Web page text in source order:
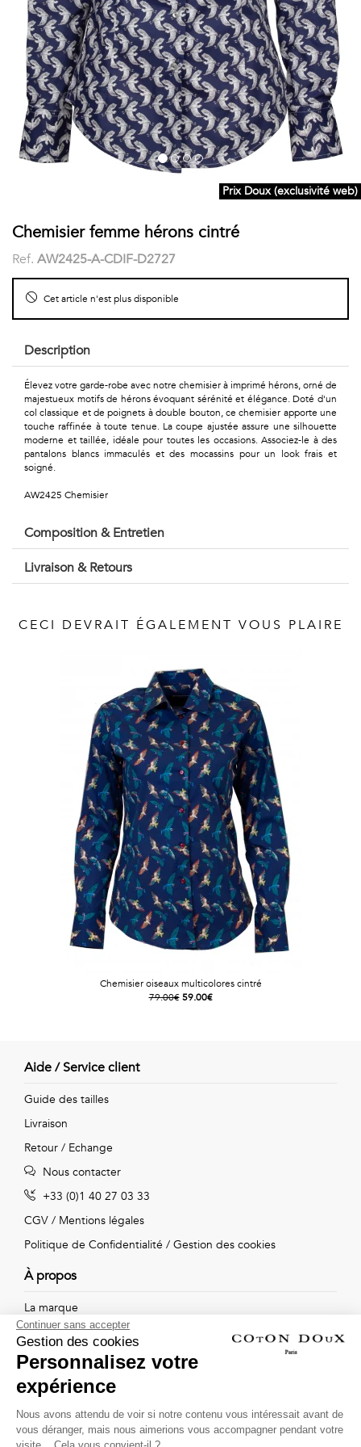
Col
Stand-
up
Voir
tout
IMPRIMÉES
Faune
Géométriques
Talents
Métiers
Petits
motifs
courtes
POLOS
FEMME
Imprimés
Chaussettes
Boxers
Accessoires
Prix Doux (exclusivité web)
Chemisier femme hérons cintré
Ref. AW2425-A-CDIF-D2727
Cet article n'est plus disponible
Description
Élevez votre garde-robe avec notre chemisier à imprimé hérons, orné de
majestueux motifs de hérons évoquant sérénité et élégance. Doté d'un
col classique et de poignets à double bouton, ce chemisier apporte une
touche raffinée à toute tenue. La coupe ajustée assure une silhouette
moderne et taillée, idéale pour toutes les occasions. Associez-le à des
pantalons blancs immaculés et des mocassins pour un look frais et
soigné.
AW2425 Chemisier
Composition & Entretien
Livraison & Retours
CECI DEVRAIT ÉGALEMENT VOUS PLAIRE
Chemisier oiseaux multicolores cintré
79.00€ 59.00€
Aide / Service client
Guide des tailles
Livraison
Retour / Echange
Nous contacter
+33 (0)1 40 27 03 33
CGV / Mentions légales
Politique de Confidentialité / Gestion des cookies
À propos
La marque
Nos boutiques
Suivez-nous !
Recevez par email l'actualité de Coton Doux : nouvelles
Continuer sans accepter
Gestion des cookies
Personnalisez votre
expérience
Nous avons attendu de voir si notre contenu vous intéressait avant de
vous déranger, mais nous aimerions vous accompagner pendant votre
visite... Cela vous convient-il ?